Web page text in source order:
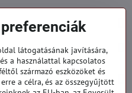
látogatásának javítására,
a használattal kapcsolatos
származó eszközöket és
a célra, és az összegyűjtött